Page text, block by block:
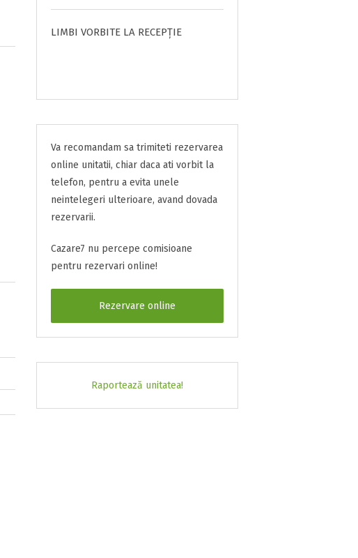
LIMBI VORBITE LA RECEPȚIE
Va recomandam sa trimiteti rezervarea
online unitatii, chiar daca ati vorbit la
telefon, pentru a evita unele
neintelegeri ulterioare, avand dovada
rezervarii.
Cazare7 nu percepe comisioane
pentru rezervari online!
Rezervare online
Raportează unitatea!